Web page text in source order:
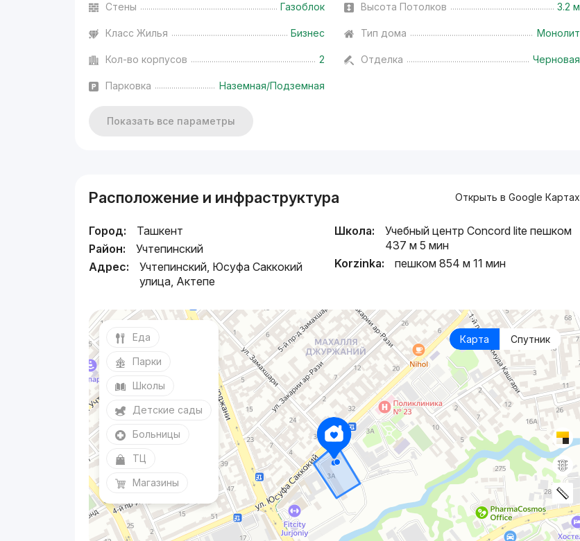
Стены Газоблок Высота Потолков 3.2 м
Класс Жилья Бизнес Тип дома Монолит
Кол-во корпусов 2 Отделка Черновая
Парковка Наземная/Подземная
Показать все параметры
Расположение и инфраструктура Открыть в Google Картах
Город:
Ташкент
Район:
Учтепинский
Адрес:
Учтепинский, Юсуфа Саккокий
улица, Актепе
Школа:
Учебный центр Concord lite пешком
437 м 5 мин
Korzinka:
пешком 854 м 11 мин
Карта Спутник
Еда
Парки
Школы
Детские сады
Больницы
ТЦ
Магазины